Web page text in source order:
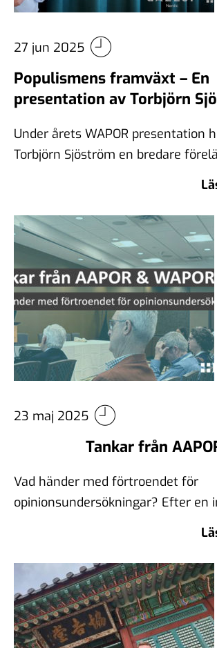
27 jun 2025
Populismens framväxt – En
presentation av Torbjörn
Under årets WAPOR presentation
Torbjörn Sjöström en bredare
23 maj 2025
Tankar från
Vad händer med förtroendet för
opinionsundersökningar? Efter en